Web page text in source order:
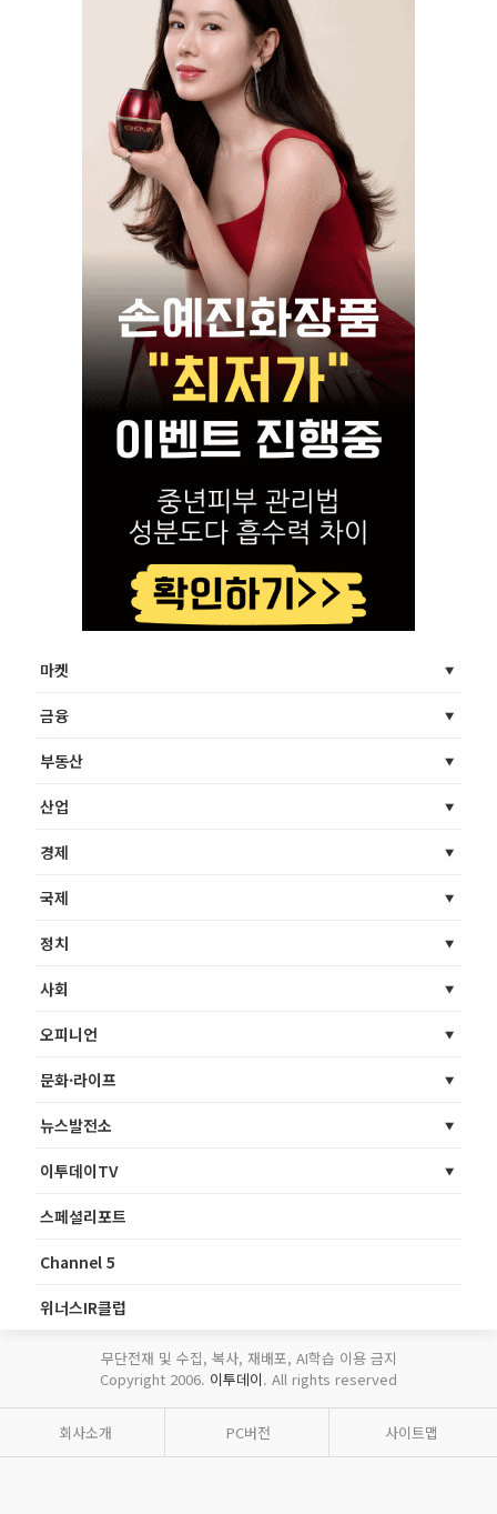
마켓
금융
부동산
산업
경제
국제
정치
사회
오피니언
문화·라이프
뉴스발전소
이투데이TV
스페셜리포트
Channel 5
위너스IR클럽
무단전재 및 수집, 복사, 재배포, AI학습 이용 금지
Copyright 2006. 이투데이. All rights reserved
회사소개 PC버전 사이트맵